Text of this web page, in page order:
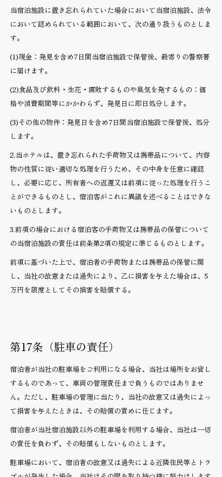
当宿泊施設に置き忘れられていた場合において当宿泊施設、法令
において認められている範囲において、次の通り扱うものとしま
す。
(1)現金：発見を含め7日間当宿泊施設で保管後、最寄りの警察署
に届けます。
(2)食品及び飲料・生花・腐敗するものや臭気を発するもの：価
格や消費期間等にかかわらず、発見日に即日処分します。
(3)その他の物件：発見日を含め7日間当宿泊施設で保管後、処分
します。
2.当ホテルは、置き忘れられた手荷物又は携帯品について、内容
物の性質に従い適切な処理を行うため、その中身を任意に確認
し、必要に応じ、所有者への返還又は前項に従った処理を行うこ
とができるものとし、宿泊客がこれに異議を述べることはできな
いものとします。
3.前項の場合における宿泊客の手荷物又は携帯品の保管について
の当宿泊施設の責任は前条第2項の規定に準じるものとします。
前項に基づいた上で、宿泊者の手荷物または携帯品の保管に関
し、当社の故意または過失により、乙に損害を与えた場合は、5
万円を限度としてその損害を賠償する。
第17条（駐車の責任）
宿泊者が当社の駐車場をご利用になる場合、当社は場所をお貸し
するものであって、車両の管理責任まで負うものではありませ
ん。ただし、駐車場の管理に当たり、当社の故意又は過失によっ
て損害を与えたときは、その賠償の責めに任じます。
宿泊者が当社宿泊施設以外の駐車場を利用する場合、当社は一切
の責任を負わず、その賠償もしないものとします。
駐車場において、宿泊者の故意又は過失による近隣住民等とトラ